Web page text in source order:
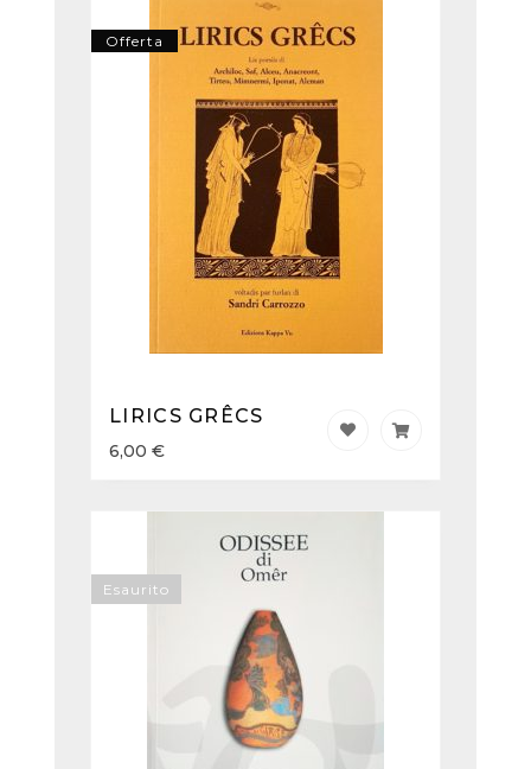
Offerta
LIRICS GRÊCS
6,00 €
Esaurito